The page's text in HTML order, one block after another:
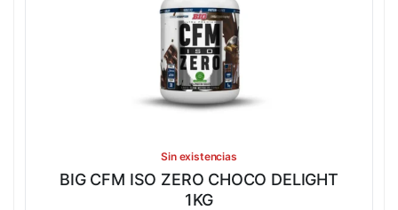
Sin existencias
BIG CFM ISO ZERO CHOCO DELIGHT
1KG